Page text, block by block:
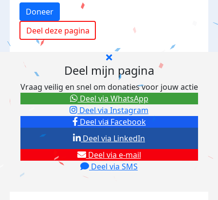
Doneer
Deel deze pagina
Deel mijn pagina
Vraag veilig en snel om donaties voor jouw actie
Deel via Facebook
Deel via Instagram
Deel via e-mail
Deel via SMS
Deel via LinkedIn
Deel via WhatsApp